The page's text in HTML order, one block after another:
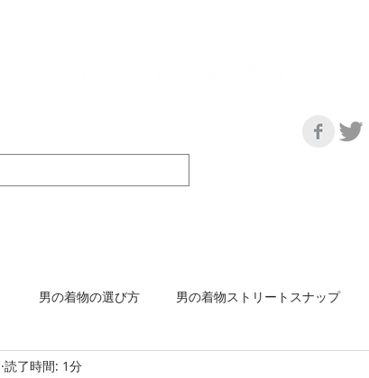
男の着物の選び方 男の着物ストリートスナップ
読了時間: 1分